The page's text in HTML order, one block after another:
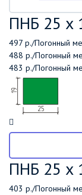
ПНБ 25 х
497 р./Погонный
488 р./Погонный
483 р./Погонный
ПНБ 25 х
403 р./Погонный